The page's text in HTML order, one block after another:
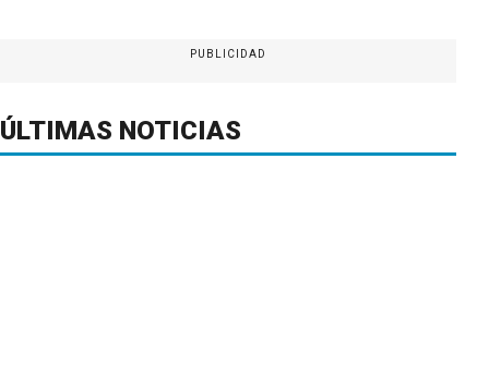
PUBLICIDAD
ÚLTIMAS NOTICIAS